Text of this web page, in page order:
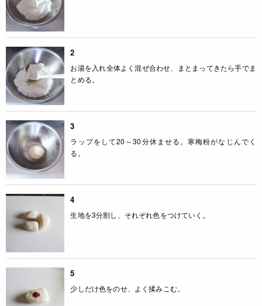
2
お湯を入れ全体よく混ぜ合わせ、まとまってきたら手でま
とめる。
3
ラップをして20～30分休ませる。寒梅粉がなじんでく
る。
4
生地を3分割し、それぞれ色をつけていく。
5
少しだけ色をのせ、よく揉みこむ。